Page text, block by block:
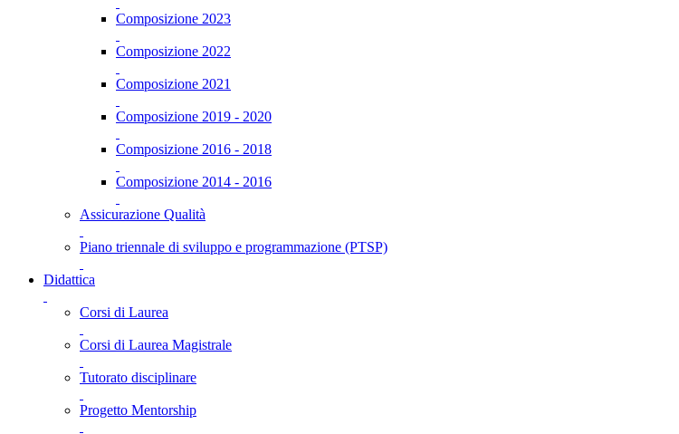
Composizione 2023
Composizione 2022
Composizione 2021
Composizione 2019 - 2020
Composizione 2016 - 2018
Composizione 2014 - 2016
Assicurazione Qualità
Piano triennale di sviluppo e programmazione (PTSP)
Didattica
Corsi di Laurea
Corsi di Laurea Magistrale
Tutorato disciplinare
Progetto Mentorship